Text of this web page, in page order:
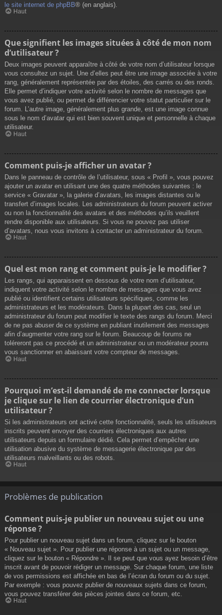
le site internet de phpBB® (en anglais).
Haut
Que signifient les images situées à côté de mon nom
d’utilisateur ?
Deux images peuvent apparaître à côté de votre nom d’utilisateur lorsque
vous consultez un sujet. Une d’elles peut être une image associée à votre
rang, généralement représentée par des étoiles, des carrés ou des ronds.
Elle permet d’indiquer votre activité selon le nombre de messages que
vous avez publié, ou permet de différencier votre statut particulier sur le
forum. L’autre image, généralement plus grande, est une image connue
sous le nom d’avatar qui est bien souvent unique et personnelle à chaque
utilisateur.
Haut
Comment puis-je afficher un avatar ?
Dans le panneau de contrôle de l’utilisateur, sous « Profil », vous pouvez
ajouter un avatar en utilisant une des quatre méthodes suivantes : le
service « Gravatar », la galerie d’avatars, les images distantes ou le
transfert d’images locales. Les administrateurs du forum peuvent activer
ou non la fonctionnalité des avatars et des méthodes qu’ils veuillent
rendre disponible aux utilisateurs. Si vous ne pouvez pas utiliser
d’avatars, nous vous invitons à contacter un administrateur du forum.
Haut
Quel est mon rang et comment puis-je le modifier ?
Les rangs, qui apparaissent en dessous de votre nom d’utilisateur,
indiquent votre activité selon le nombre de messages que vous avez
publié ou identifient certains utilisateurs spécifiques, comme les
administrateurs et les modérateurs. Dans la plupart des cas, seul un
administrateur du forum peut modifier le texte des rangs du forum. Merci
de ne pas abuser de ce système en publiant inutilement des messages
afin d’augmenter votre rang sur le forum. Beaucoup de forums ne
toléreront pas ce procédé et un administrateur ou un modérateur pourra
vous sanctionner en abaissant votre compteur de messages.
Haut
Pourquoi m’est-il demandé de me connecter lorsque
je clique sur le lien de courrier électronique d’un
utilisateur ?
Si les administrateurs ont activé cette fonctionnalité, seuls les utilisateurs
inscrits peuvent envoyer des courriers électroniques aux autres
utilisateurs depuis un formulaire dédié. Cela permet d’empêcher une
utilisation abusive du système de messagerie électronique par des
utilisateurs malveillants ou des robots.
Haut
Problèmes de publication
Comment puis-je publier un nouveau sujet ou une
réponse ?
Pour publier un nouveau sujet dans un forum, cliquez sur le bouton
« Nouveau sujet ». Pour publier une réponse à un sujet ou un message,
cliquez sur le bouton « Répondre ». Il se peut que vous ayez besoin d’être
inscrit avant de pouvoir rédiger un message. Sur chaque forum, une liste
de vos permissions est affichée en bas de l’écran du forum ou du sujet.
Par exemple : vous pouvez publier de nouveaux sujets dans ce forum,
vous pouvez transférer des pièces jointes dans ce forum, etc.
Haut